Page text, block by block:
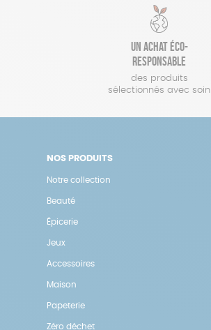
Un achat éco-
responsable
des produits
sélectionnés avec soin
NOS PRODUITS
Notre collection
Beauté
Épicerie
Jeux
Accessoires
Maison
Papeterie
Zéro déchet